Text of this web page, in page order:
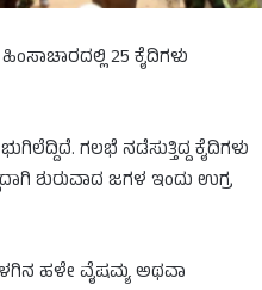
25 ಕೈದಿಗಳು
ಗಲಭೆ ನಡೆಸುತ್ತಿದ್ದ ಕೈದಿಗಳು
ಶುರುವಾದ ಜಗಳ ಇಂದು ಉಗ್ರ
ಹಳೇ ವೈಷಮ್ಯ ಅಥವಾ